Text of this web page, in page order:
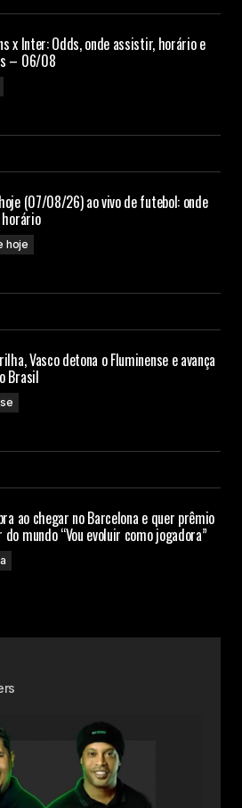
x Inter: Odds, onde assistir, horário e
– 06/08
(07/08/26) ao vivo de futebol: onde
hoje
Vasco detona o Fluminense e avança
Brasil
ao chegar no Barcelona e quer prêmio
mundo “Vou evoluir como jogadora”